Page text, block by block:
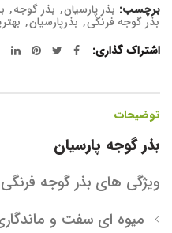
برچسب: بذر پارسیان, بذر گوجه,
بذر گوجه فرنگی, بذرپارسیان,
اشتراک گذاری
توضیحات
بذر گوجه پارسیان
ویژگی های بذر گوجه
میوه ای سفت و